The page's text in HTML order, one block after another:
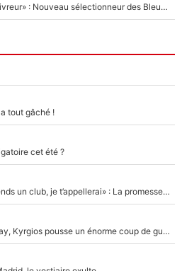
«Plus grand, je ferai chauffeur-livreur» : Nouveau sélectionneur des Bleus, Zinédine Zidane s’était imaginé un avenir très différent lorsqu'il était enfant
tout gâché !
cet été ?
Mercato - OM - «Dès que je prends un club, je t’appellerai» : La promesse de Marcelino au moment de claquer la porte
Victime de racisme contre Murray, Kyrgios pousse un énorme coup de gueule !